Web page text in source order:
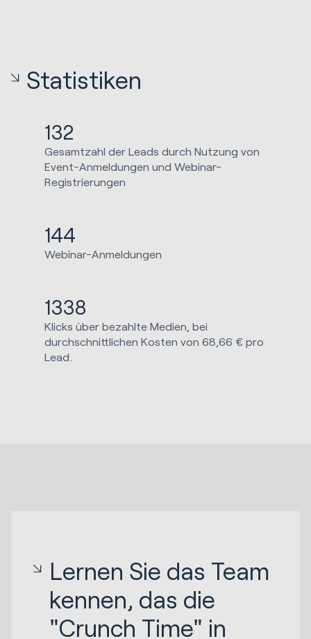
Statistiken
132
Gesamtzahl der Leads durch Nutzung von
Event-Anmeldungen und Webinar-
Registrierungen
144
Webinar-Anmeldungen
1338
Klicks über bezahlte Medien, bei
durchschnittlichen Kosten von 68,66 € pro
Lead.
Lernen Sie das Team
kennen, das die
"Crunch Time" in